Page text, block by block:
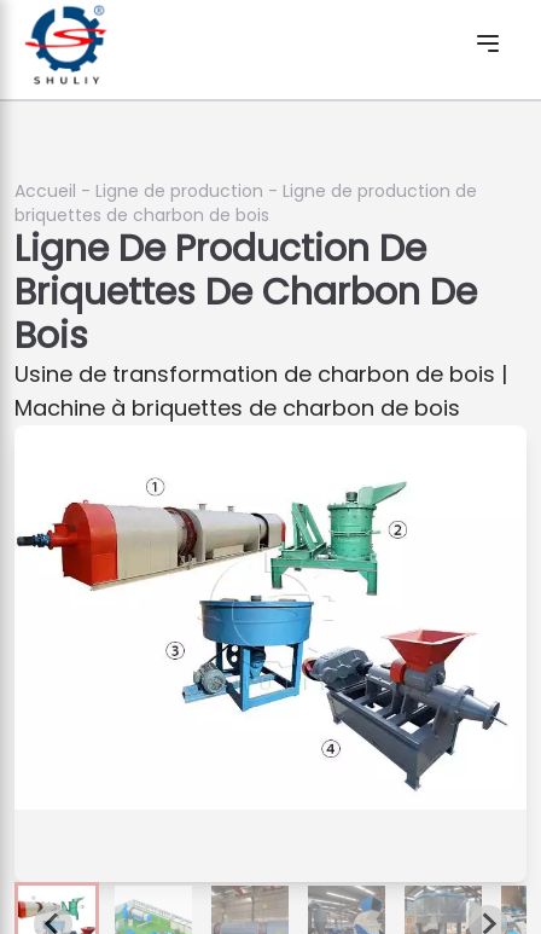
Accueil - Ligne de production - Ligne de production de
briquettes de charbon de bois
Ligne De Production De
Briquettes De Charbon De
Bois
Usine de transformation de charbon de bois |
Machine à briquettes de charbon de bois